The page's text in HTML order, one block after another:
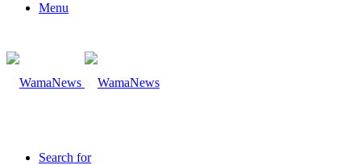
Menu
Search for